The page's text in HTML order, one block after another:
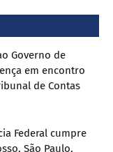
Governo de
em encontro
de Contas
Federal cumpre
São Paulo,